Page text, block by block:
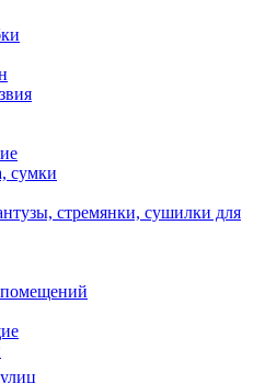
сумки
стремянки, сушилки для